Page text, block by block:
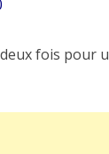
fois pour